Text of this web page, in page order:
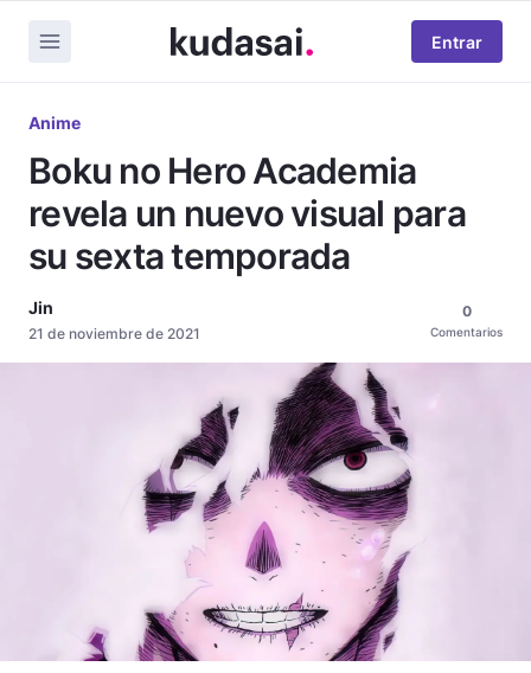
Entrar
Anime
Boku no Hero Academia
revela un nuevo visual para
su sexta temporada
Jin
21 de noviembre de 2021
0
Comentarios